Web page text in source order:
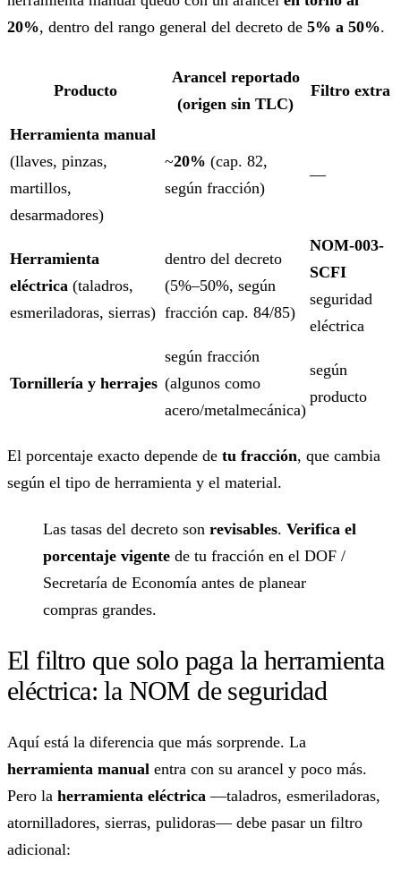
20%, dentro del rango general del decreto de 5% a 50%.
Producto
Arancel reportado
(origen sin TLC)
Filtro extra
Herramienta manual
(llaves, pinzas,
martillos,
desarmadores)
~20% (cap. 82,
según fracción)
—
Herramienta
eléctrica (taladros,
esmeriladoras, sierras)
dentro del decreto
(5%–50%, según
fracción cap. 84/85)
NOM-003-
SCFI
seguridad
eléctrica
Tornillería y herrajes
según fracción
(algunos como
acero/metalmecánica)
según
producto
El porcentaje exacto depende de tu fracción, que cambia
según el tipo de herramienta y el material.
Las tasas del decreto son revisables. Verifica el
porcentaje vigente de tu fracción en el DOF /
Secretaría de Economía antes de planear
compras grandes.
El filtro que solo paga la herramienta
eléctrica: la NOM de seguridad
Aquí está la diferencia que más sorprende. La
herramienta manual entra con su arancel y poco más.
Pero la herramienta eléctrica —taladros, esmeriladoras,
atornilladores, sierras, pulidoras— debe pasar un filtro
adicional: